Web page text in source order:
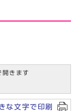
きます
な文字で印刷